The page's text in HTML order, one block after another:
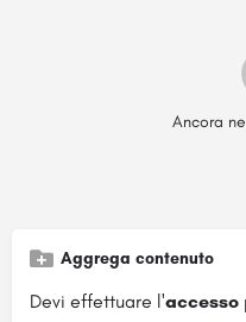
Ancora
Aggrega contenuto
Devi effettuare l'accesso